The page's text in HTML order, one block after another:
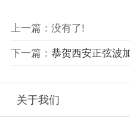
上一篇：没有了!
下一篇： 恭贺西安正弦波
关于我们